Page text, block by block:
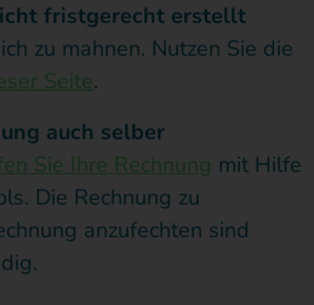
fristgerecht erstellt
zu mahnen. Nutzen Sie die
Seite.
auch selber
Sie Ihre Rechnung mit Hilfe
Die Rechnung zu
anzufechten sind